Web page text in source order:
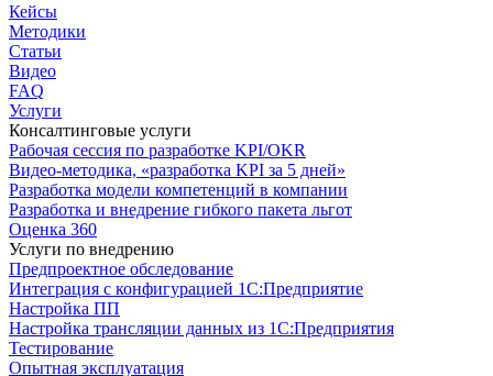
Кейсы
Методики
Статьи
Видео
FAQ
Услуги
Консалтинговые услуги
Рабочая сессия по разработке KPI/OKR
Видео-методика, «разработка KPI за 5 дней»
Разработка модели компетенций в компании
Разработка и внедрение гибкого пакета льгот
Оценка 360
Услуги по внедрению
Предпроектное обследование
Интеграция с конфигурацией 1С:Предприятие
Настройка ПП
Настройка трансляции данных из 1С:Предприятия
Тестирование
Опытная эксплуатация